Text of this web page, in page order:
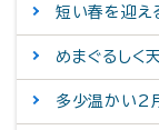
短い春を迎え
めまぐるしく
多少温かい2